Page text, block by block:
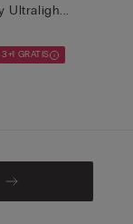
Ultraligh...
GRATIS